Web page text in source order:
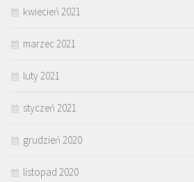
kwiecień 2021
marzec 2021
luty 2021
styczeń 2021
grudzień 2020
listopad 2020